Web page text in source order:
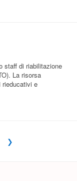
staff di riabilitazione
La risorsa
rieducativi e